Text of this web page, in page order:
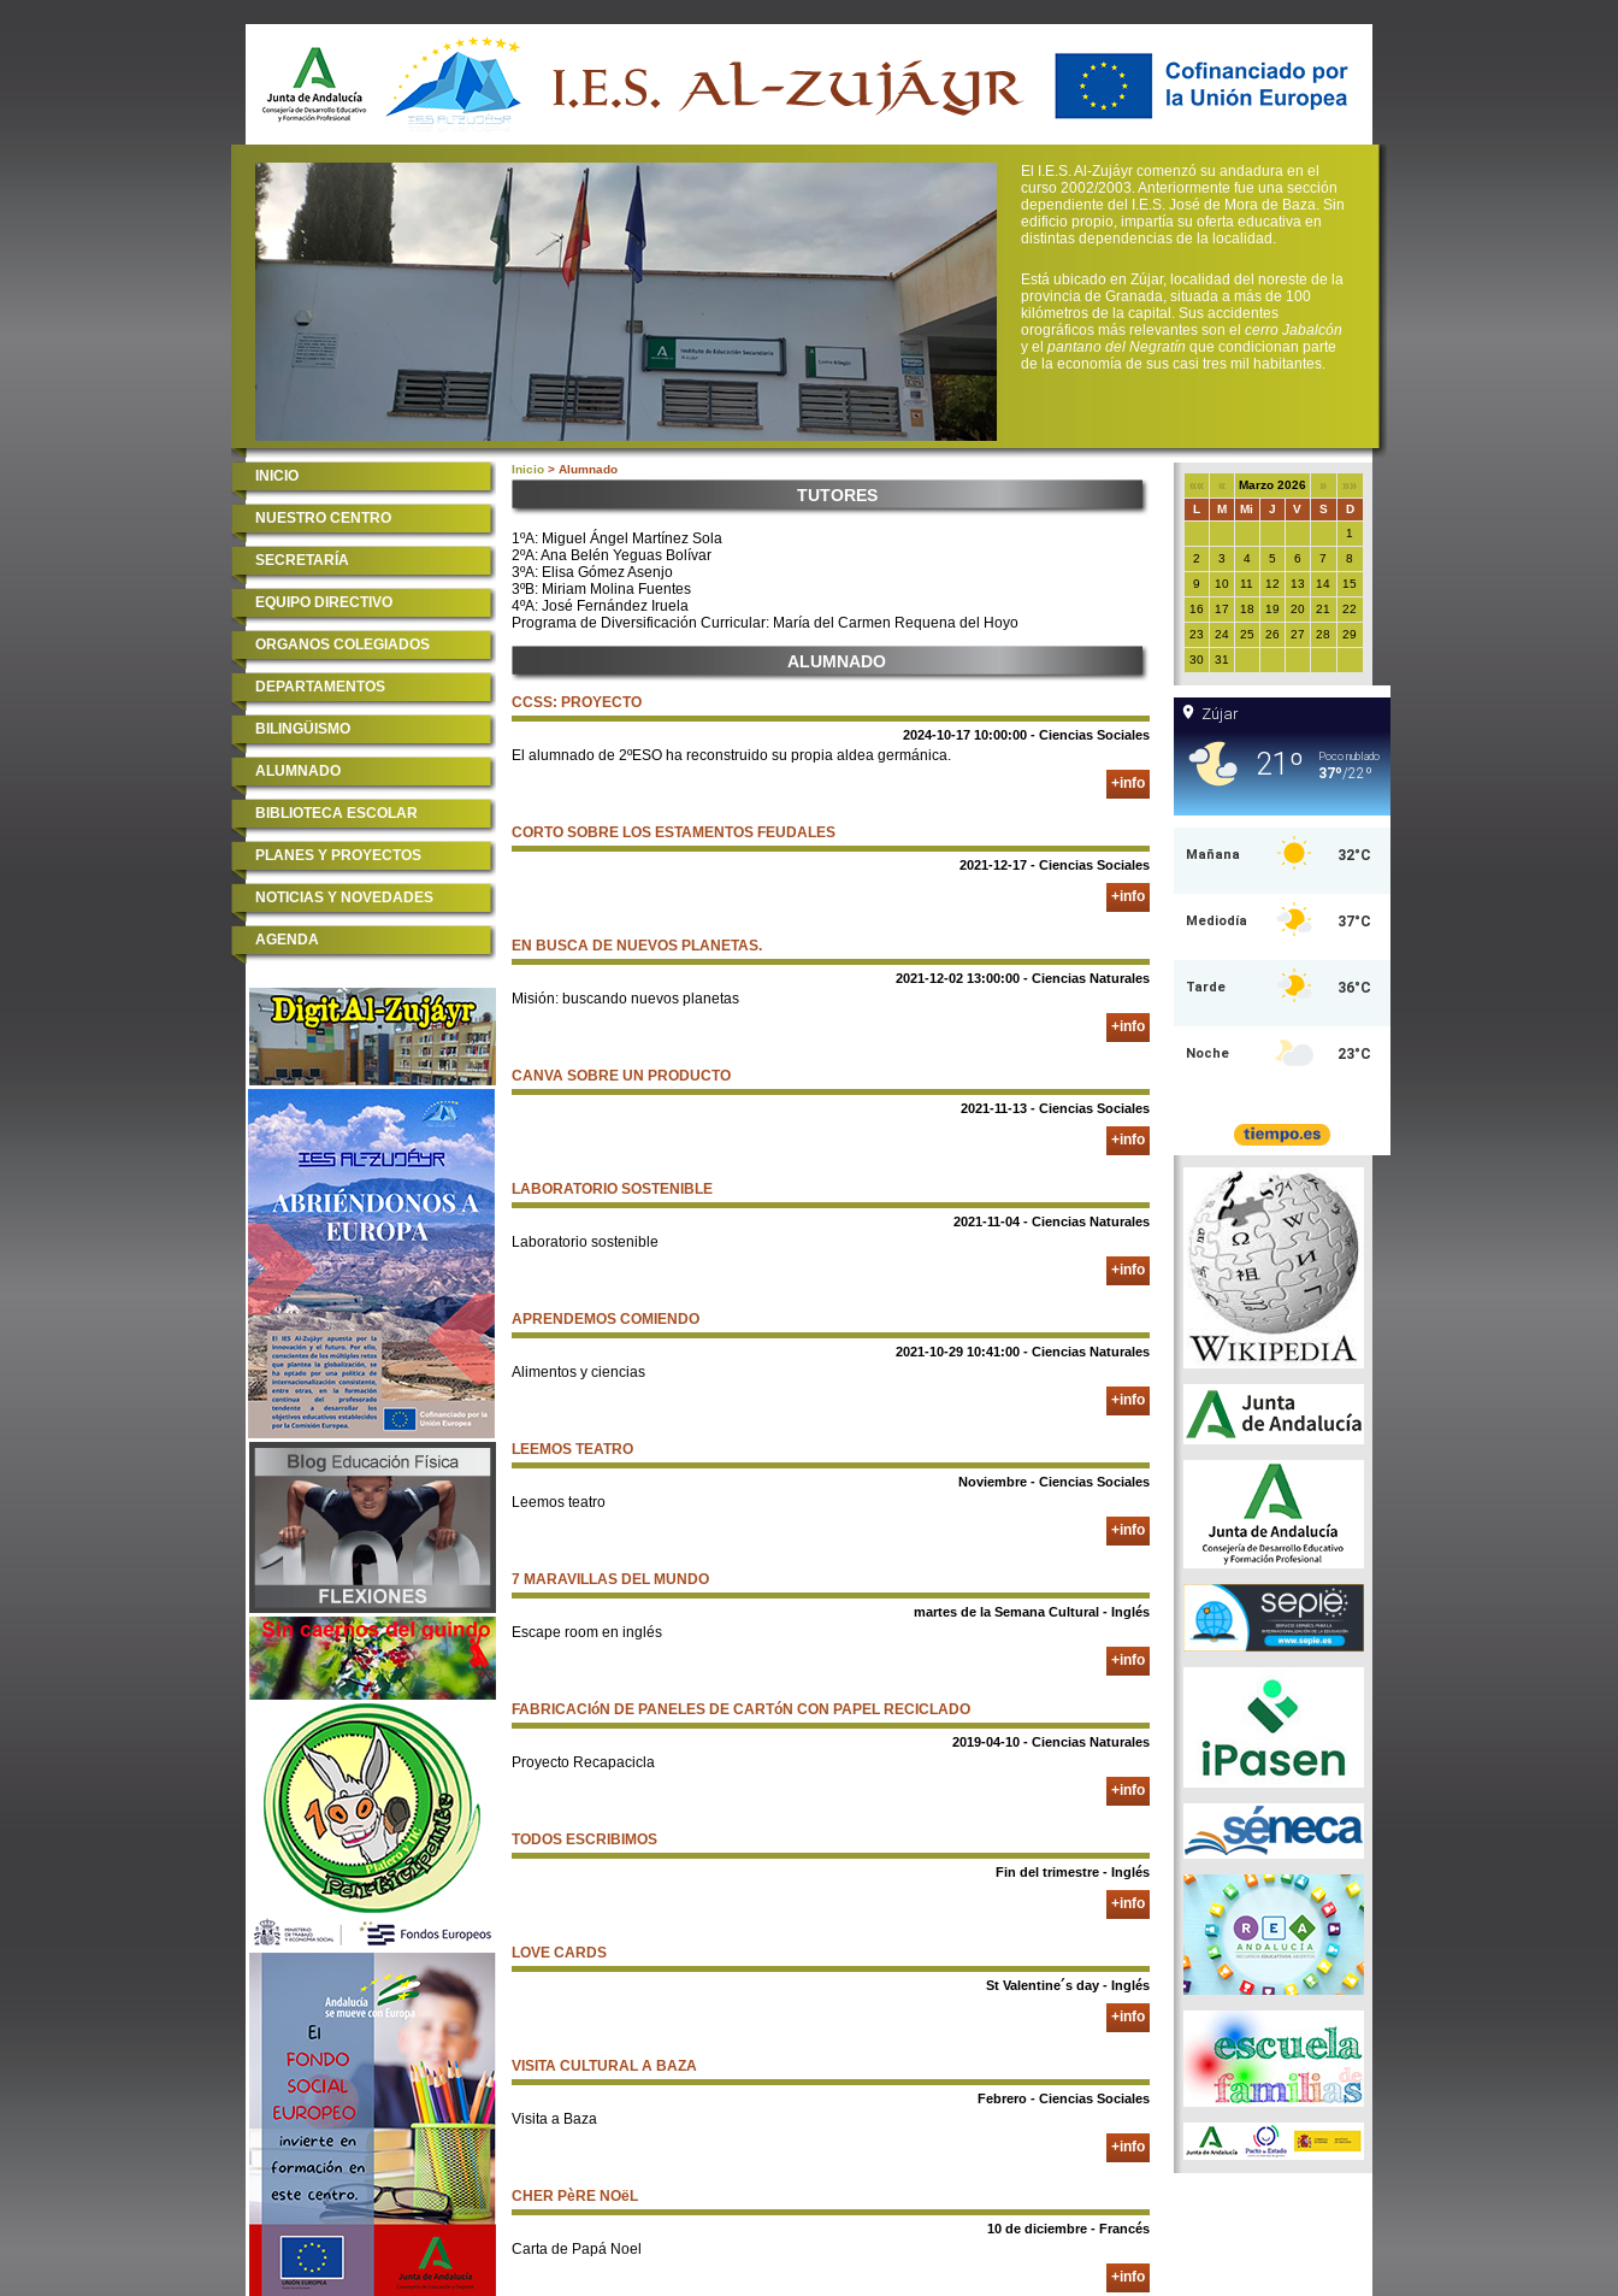
El I.E.S. Al-Zujáyr comenzó su andadura en el
curso 2002/2003. Anteriormente fue una sección
dependiente del I.E.S. José de Mora de Baza. Sin
edificio propio, impartía su oferta educativa en
distintas dependencias de la localidad.
Está ubicado en Zújar, localidad del noreste de la
provincia de Granada, situada a más de 100
kilómetros de la capital. Sus accidentes
orográficos más relevantes son el cerro Jabalcón
y el pantano del Negratín que condicionan parte
de la economía de sus casi tres mil habitantes.
INICIO
NUESTRO CENTRO
SECRETARÍA
EQUIPO DIRECTIVO
ORGANOS COLEGIADOS
DEPARTAMENTOS
BILINGÜISMO
ALUMNADO
BIBLIOTECA ESCOLAR
PLANES Y PROYECTOS
NOTICIAS Y NOVEDADES
AGENDA
Inicio > Alumnado
TUTORES
1ºA: Miguel Ángel Martínez Sola
2ºA: Ana Belén Yeguas Bolívar
3ºA: Elisa Gómez Asenjo
3ºB: Miriam Molina Fuentes
4ºA: José Fernández Iruela
Programa de Diversificación Curricular: María del Carmen Requena del Hoyo
ALUMNADO
CCSS: PROYECTO
2024-10-17 10:00:00 - Ciencias Sociales
El alumnado de 2ºESO ha reconstruido su propia aldea germánica.
+info
CORTO SOBRE LOS ESTAMENTOS FEUDALES
2021-12-17 - Ciencias Sociales
+info
EN BUSCA DE NUEVOS PLANETAS.
2021-12-02 13:00:00 - Ciencias Naturales
Misión: buscando nuevos planetas
+info
CANVA SOBRE UN PRODUCTO
2021-11-13 - Ciencias Sociales
+info
LABORATORIO SOSTENIBLE
2021-11-04 - Ciencias Naturales
Laboratorio sostenible
+info
APRENDEMOS COMIENDO
2021-10-29 10:41:00 - Ciencias Naturales
Alimentos y ciencias
+info
LEEMOS TEATRO
Noviembre - Ciencias Sociales
Leemos teatro
+info
7 MARAVILLAS DEL MUNDO
martes de la Semana Cultural - Inglés
Escape room en inglés
+info
FABRICACIóN DE PANELES DE CARTóN CON PAPEL RECICLADO
2019-04-10 - Ciencias Naturales
Proyecto Recapacicla
+info
TODOS ESCRIBIMOS
Fin del trimestre - Inglés
+info
LOVE CARDS
St Valentine´s day - Inglés
+info
VISITA CULTURAL A BAZA
Febrero - Ciencias Sociales
Visita a Baza
+info
CHER PèRE NOëL
10 de diciembre - Francés
Carta de Papá Noel
+info
«« « Marzo 2026 » »»
L M Mi J V S
D
1
2
3 4 5 6 7
8
9
10 11 12 13 14
15
16
17 18 19 20 21
22
23
24 25 26 27 28
29
30
31